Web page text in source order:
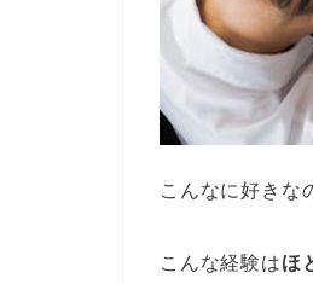
こんなに好きな
こんな経験はほ